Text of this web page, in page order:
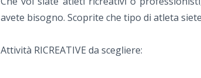
avete bisogno. Scoprite che tipo di atleta
Attività RICREATIVE da scegliere: